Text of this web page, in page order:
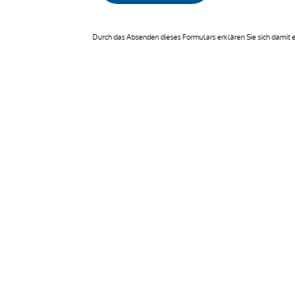
Durch das Absenden dieses Formulars erklären Sie sich